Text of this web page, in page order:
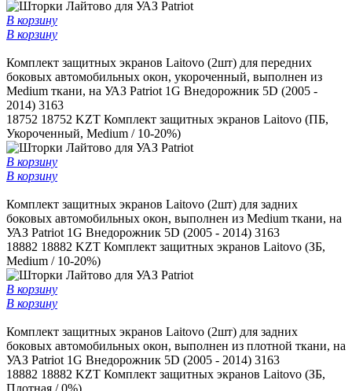
В корзину
В корзину
Комплект защитных экранов Laitovo (2шт) для передних
боковых автомобильных окон, укороченный, выполнен из
Medium ткани, на УАЗ Patriot 1G Внедорожник 5D (2005 -
2014) 3163
18752 18752 KZT Комплект защитных экранов Laitovo (ПБ,
Укороченный, Medium / 10-20%)
В корзину
В корзину
Комплект защитных экранов Laitovo (2шт) для задних
боковых автомобильных окон, выполнен из Medium ткани, на
УАЗ Patriot 1G Внедорожник 5D (2005 - 2014) 3163
18882 18882 KZT Комплект защитных экранов Laitovo (ЗБ,
Medium / 10-20%)
В корзину
В корзину
Комплект защитных экранов Laitovo (2шт) для задних
боковых автомобильных окон, выполнен из плотной ткани, на
УАЗ Patriot 1G Внедорожник 5D (2005 - 2014) 3163
18882 18882 KZT Комплект защитных экранов Laitovo (ЗБ,